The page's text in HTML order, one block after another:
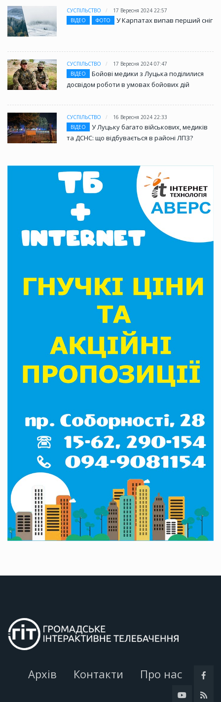
СУСПІЛЬСТВО
17 Вересня 2024 22:57
ВІДЕО
ФОТО У Карпатах випав перший сніг
СУСПІЛЬСТВО
17 Вересня 2024 07:47
ВІДЕО
Бойові медики з Луцька поділилися
досвідом роботи в умовах бойових дій
СУСПІЛЬСТВО
16 Вересня 2024 22:33
ВІДЕО
У Луцьку багато військових, медиків
та ДСНС: що відбувається в районі ЛПЗ?
Архів Контакти Про нас